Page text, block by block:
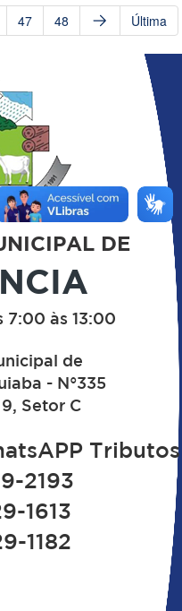
47 48 Última
DE
7:00 às 13:00
de
- N°335
Setor C
Tributos
2193
1613
1182